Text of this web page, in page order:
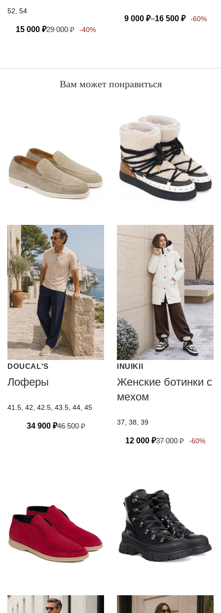
52, 54
15 000 ₽29 000₽ -40%
DI FIRENZE
9 000 ₽–16 500 ₽ -60%
Вам может понравиться
DOUCAL'S
Лоферы
41.5, 42, 42.5, 43.5, 44, 45
34 900 ₽46 500₽
INUIKII
Женские ботинки с
мехом
37, 38, 39
12 000 ₽37 000₽ -60%